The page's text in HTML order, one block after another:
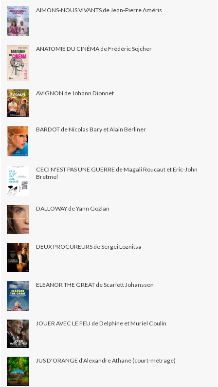
AIMONS-NOUS VIVANTS de Jean-Pierre Améris
ANATOMIE DU CINÉMA de Frédéric Sojcher
AVIGNON de Johann Dionnet
BARDOT de Nicolas Bary et Alain Berliner
CECI N'EST PAS UNE GUERRE de Magali Roucaut et Eric-John
Bretmel
DALLOWAY de Yann Gozlan
DEUX PROCUREURS de Sergei Loznitsa
ELEANOR THE GREAT de Scarlett Johansson
JOUER AVEC LE FEU de Delphine et Muriel Coulin
JUS D'ORANGE d'Alexandre Athané (court-métrage)